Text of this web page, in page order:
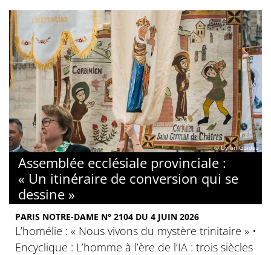
© Dylan Guidez
Assemblée ecclésiale provinciale :
« Un itinéraire de conversion qui se
dessine »
PARIS NOTRE-DAME N° 2104 DU 4 JUIN 2026
L’homélie : « Nous vivons du mystère trinitaire » •
Encyclique : L’homme à l’ère de l’IA : trois siècles